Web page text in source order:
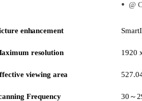
@
enhancement
resolution 1920
viewing area
Frequency 30～